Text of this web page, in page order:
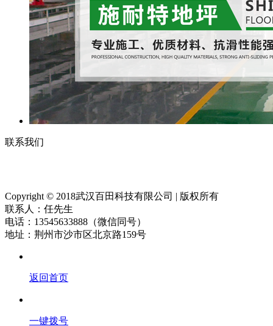
联系我们
Copyright © 2018武汉百田科技有限公司 | 版权所有
联系人：任先生
电话：13545633888（微信同号）
地址：荆州市沙市区北京路159号
返回首页
一键拨号